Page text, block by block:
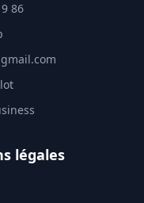
86
légales